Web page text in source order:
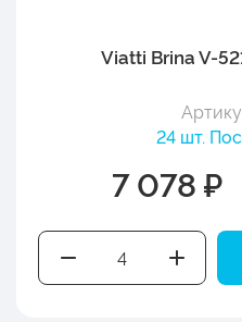
Viatti Brina V-
24 шт.
7 078 ₽